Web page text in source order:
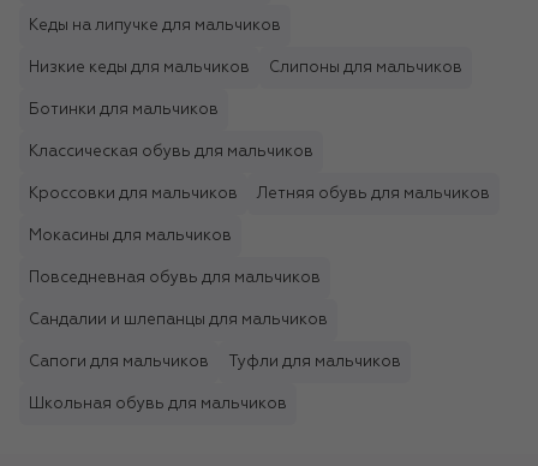
Кеды на липучке для мальчиков
Низкие кеды для мальчиков Слипоны для мальчиков
Ботинки для мальчиков
Классическая обувь для мальчиков
Кроссовки для мальчиков Летняя обувь для мальчиков
Мокасины для мальчиков
Повседневная обувь для мальчиков
Сандалии и шлепанцы для мальчиков
Сапоги для мальчиков Туфли для мальчиков
Школьная обувь для мальчиков